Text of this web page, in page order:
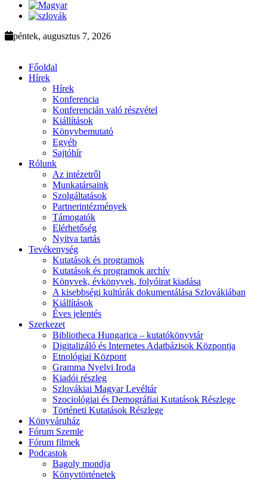
péntek, augusztus 7, 2026
Főoldal
Hírek
Hírek
Konferencia
Konferencián való részvétel
Kiállítások
Könyvbemutató
Egyéb
Sajtóhír
Rólunk
Az intézetről
Munkatársaink
Szolgáltatások
Partnerintézmények
Támogatók
Elérhetőség
Nyitva tartás
Tevékenység
Kutatások és programok
Kutatások és programok archív
Könyvek, évkönyvek, folyóirat kiadása
A kisebbségi kultúrák dokumentálása Szlovákiában
Kiállítások
Éves jelentés
Szerkezet
Bibliotheca Hungarica – kutatókönyvtár
Digitalizáló és Internetes Adatbázisok Központja
Etnológiai Központ
Gramma Nyelvi Iroda
Kiadói részleg
Szlovákiai Magyar Levéltár
Szociológiai és Demográfiai Kutatások Részlege
Történeti Kutatások Részlege
Könyváruház
Fórum Szemle
Fórum filmek
Podcastok
Bagoly mondja
Könyvtörténetek